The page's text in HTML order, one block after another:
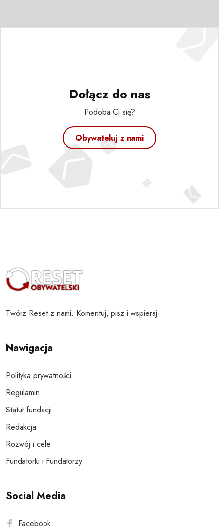
Dołącz do nas
Podoba Ci się?
Obywateluj z nami
Twórz Reset z nami. Komentuj, pisz i wspieraj
Nawigacja
Polityka prywatności
Regulamin
Statut fundacji
Redakcja
Rozwój i cele
Fundatorki i Fundatorzy
Social Media
Facebook